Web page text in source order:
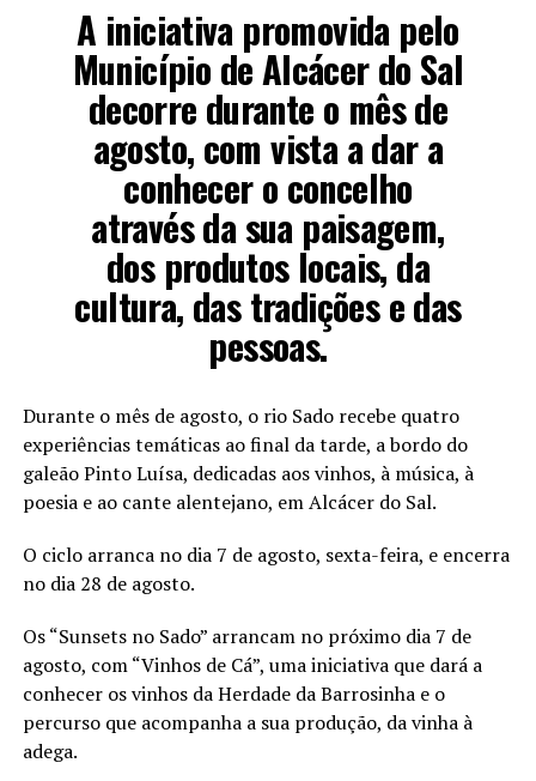
A iniciativa promovida pelo
Município de Alcácer do Sal
decorre durante o mês de
agosto, com vista a dar a
conhecer o concelho
através da sua paisagem,
dos produtos locais, da
cultura, das tradições e das
pessoas.
Durante o mês de agosto, o rio Sado recebe quatro
experiências temáticas ao final da tarde, a bordo do
galeão Pinto Luísa, dedicadas aos vinhos, à música, à
poesia e ao cante alentejano, em Alcácer do Sal.
O ciclo arranca no dia 7 de agosto, sexta-feira, e encerra
no dia 28 de agosto.
Os “Sunsets no Sado” arrancam no próximo dia 7 de
agosto, com “Vinhos de Cá”, uma iniciativa que dará a
conhecer os vinhos da Herdade da Barrosinha e o
percurso que acompanha a sua produção, da vinha à
adega.